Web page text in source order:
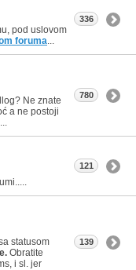
pod uslovom
foruma
336
Ne znate
a ne postoji
780
121
statusom
Obratite
i sl. jer
139